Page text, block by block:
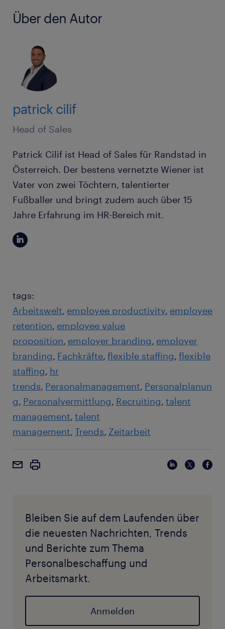
Über den Autor
patrick cilif
Head of Sales
Patrick Cilif ist Head of Sales für Randstad in
Österreich. Der bestens vernetzte Wiener ist
Vater von zwei Töchtern, talentierter
Fußballer und bringt zudem auch über 15
Jahre Erfahrung im HR-Bereich mit.
tags:
Arbeitswelt employee productivity employee
retention employee value
proposition employer branding employer
branding Fachkräfte flexible staffing flexible
staffing hr
trends Personalmanagement Personalplanun
g Personalvermittlung Recruiting talent
management talent
management Trends Zeitarbeit
Bleiben Sie auf dem Laufenden über
die neuesten Nachrichten, Trends
und Berichte zum Thema
Personalbeschaffung und
Arbeitsmarkt.
Anmelden